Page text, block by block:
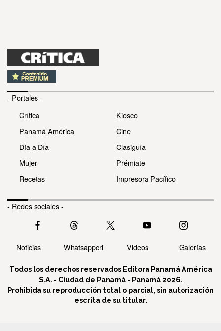
- Portales -
Crítica
Panamá América
Día a Día
Mujer
Recetas
Kiosco
Cine
Clasiguía
Prémiate
Impresora Pacífico
- Redes sociales -
Noticias Whatsappcri Videos Galerías
Todos los derechos reservados Editora Panamá América
S.A. - Ciudad de Panamá - Panamá 2026.
Prohibida su reproducción total o parcial, sin autorización
escrita de su titular.